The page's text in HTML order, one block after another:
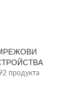
продукта